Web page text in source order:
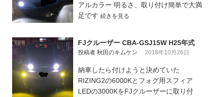
アルカラー 明るさ、取り付け簡単で大満
足です 続きを見る
FJクルーザー CBA-GSJ15W H25年式
投稿者 秋田のキムケン 2018年10月26日
納車したら付けようと決めていた
RIZING2の6000Kとフォグ用スフィア
LEDの3000KをFJクルーザーに取り付